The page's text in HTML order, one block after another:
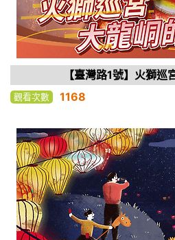
【臺灣路1號】火獅巡
觀看次數 1168